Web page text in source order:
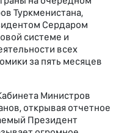
Туркменистана,
Сердаром
системе и
всех
за пять месяцев
Министров
открывая отчетное
Президент